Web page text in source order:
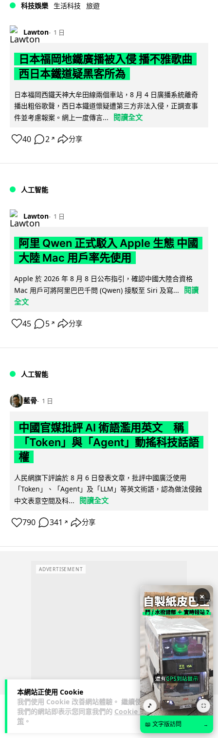
本網站正使用 Cookie
我們使用 Cookie 改善網站體驗。 繼續使用
我們的網站即表示您同意我們的 Cookie 政
策 。
科技娛樂 生活科技 旅遊
Lawton 1 日
日本福岡地鐵廣播被入侵 播不雅歌曲
西日本鐵道疑黑客所為
日本福岡西鐵天神大牟田線兩個車站，8 月 4 日廣播系統離奇
播出粗俗歌聲，西日本鐵道懷疑遭第三方非法入侵，正調查事
件並考慮報案。網上一度傳言...
閱讀全文
40 2 ↗ 分享
人工智能
Lawton 1 日
阿里 Qwen 正式駁入 Apple 生態 中國
大陸 Mac 用戶率先使用
Apple 於 2026 年 8 月 8 日公布指引，確認中國大陸合資格
Mac 用戶可將阿里巴巴千問 (Qwen) 接駁至 Siri 及寫...
閱讀
全文
45 5 ↗ 分享
人工智能
藍骨 1 日
中國官媒批評 AI 術語濫用英文 稱
「Token」與「Agent」動搖科技話語
權
人民網旗下評論於 8 月 6 日發表文章，批評中國廣泛使用
「Token」、「Agent」及「LLM」等英文術語，認為做法侵蝕
中文表意空間及科...
閱讀全文
790 341 ↗ 分享
ADVERTISEMENT
科技娛樂
×
🎵 ⛶
📖 文字版訪問 →